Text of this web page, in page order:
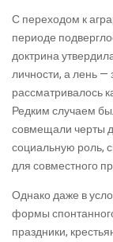
С переходом к
периоде
доктрина
личности, а лень —
рассматривалось
Редким случаем
совмещали черты
социальную роль,
для совместного
Однако даже в
формы
праздники,